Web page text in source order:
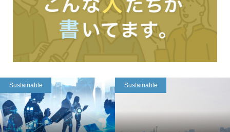
Sustainable Sustainable